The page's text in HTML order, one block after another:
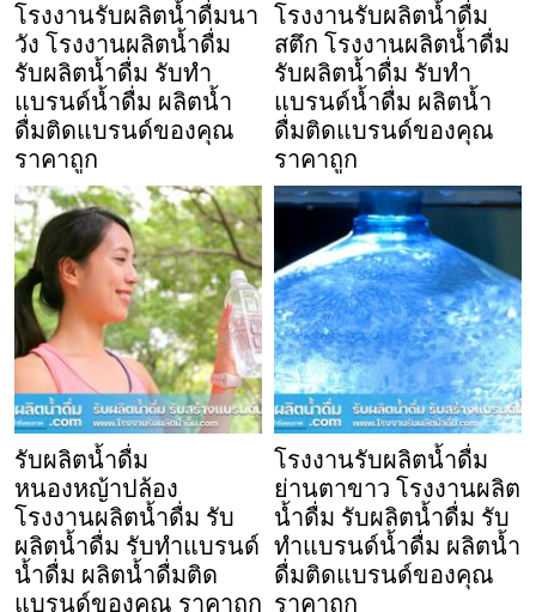
โรงงานรับผลิตน้ำดื่มนา
วัง โรงงานผลิตน้ำดื่ม
รับผลิตน้ำดื่ม รับทำ
แบรนด์น้ำดื่ม ผลิตน้ำ
ดื่มติดแบรนด์ของคุณ
ราคาถูก
โรงงานรับผลิตน้ำดื่ม
สตึก โรงงานผลิตน้ำดื่ม
รับผลิตน้ำดื่ม รับทำ
แบรนด์น้ำดื่ม ผลิตน้ำ
ดื่มติดแบรนด์ของคุณ
ราคาถูก
รับผลิตน้ำดื่ม
หนองหญ้าปล้อง
โรงงานผลิตน้ำดื่ม รับ
ผลิตน้ำดื่ม รับทำแบรนด์
น้ำดื่ม ผลิตน้ำดื่มติด
แบรนด์ของคุณ ราคาถูก
โรงงานรับผลิตน้ำดื่ม
ย่านตาขาว โรงงานผลิต
น้ำดื่ม รับผลิตน้ำดื่ม รับ
ทำแบรนด์น้ำดื่ม ผลิตน้ำ
ดื่มติดแบรนด์ของคุณ
ราคาถูก